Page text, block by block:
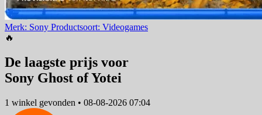
Merk: Sony Productsoort: Videogames
🔥
De laagste prijs voor
Sony Ghost of Yotei
1 winkel gevonden • 08-08-2026 07:04